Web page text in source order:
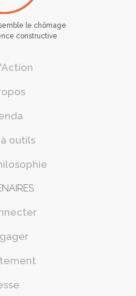
le chômage
constructive
outils